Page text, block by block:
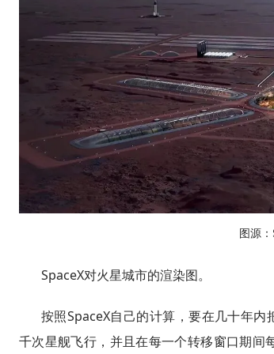
图源：
SpaceX对火星城市的渲染图。
按照SpaceX自己的计算，要在几十年
千次星舰飞行，并且在每一个转移窗口期间